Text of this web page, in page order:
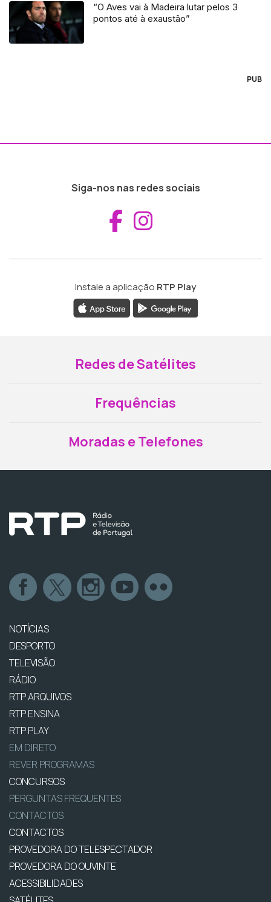
“O Aves vai à Madeira lutar pelos 3
pontos até à exaustão”
PUB
Siga-nos nas redes sociais
Aceder ao
Instale a aplicação RTP Play
Redes de Satélites
Frequências
Moradas e Telefones
NOTÍCIAS
DESPORTO
TELEVISÃO
RÁDIO
RTP ARQUIVOS
RTP ENSINA
RTP PLAY
EM DIRETO
REVER PROGRAMAS
CONCURSOS
PERGUNTAS FREQUENTES
CONTACTOS
CONTACTOS
PROVEDORA DO TELESPECTADOR
PROVEDORA DO OUVINTE
ACESSIBILIDADES